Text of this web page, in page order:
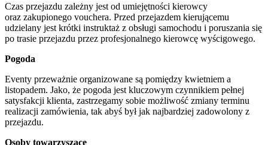
Czas przejazdu zależny jest od umiejętności kierowcy
oraz zakupionego vouchera. Przed przejazdem kierującemu
udzielany jest krótki instruktaż z obsługi samochodu i poruszania się
po trasie przejazdu przez profesjonalnego kierowcę wyścigowego.
Pogoda
Eventy przeważnie organizowane są pomiędzy kwietniem a
listopadem. Jako, że pogoda jest kluczowym czynnikiem pełnej
satysfakcji klienta, zastrzegamy sobie możliwość zmiany terminu
realizacji zamówienia, tak abyś był jak najbardziej zadowolony z
przejazdu.
Osoby towarzyszące